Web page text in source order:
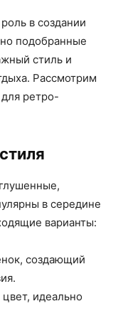
в создании
подобранные
стиль и
Рассмотрим
ретро-
в середине
варианты:
создающий
идеально